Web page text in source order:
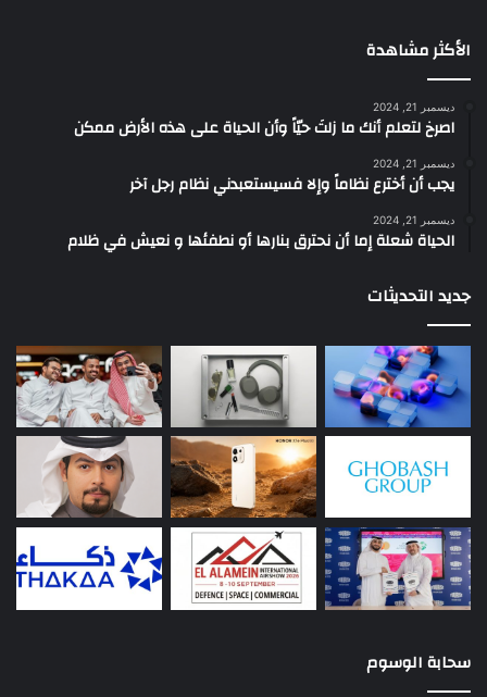
الأكثر مشاهدة
ديسمبر 21, 2024
‫اصرخ لتعلم أنك ما زلتَ حيّاً وأن الحياة على هذه الأرض ممكن
ديسمبر 21, 2024
يجب أن أخترع نظاماً وإلا فسيستعبدني نظام رجل آخر
ديسمبر 21, 2024
الحياة شعلة إما أن نحترق بنارها أو نطفئها و نعيش في ظلام
جديد التحديثات
سحابة الوسوم